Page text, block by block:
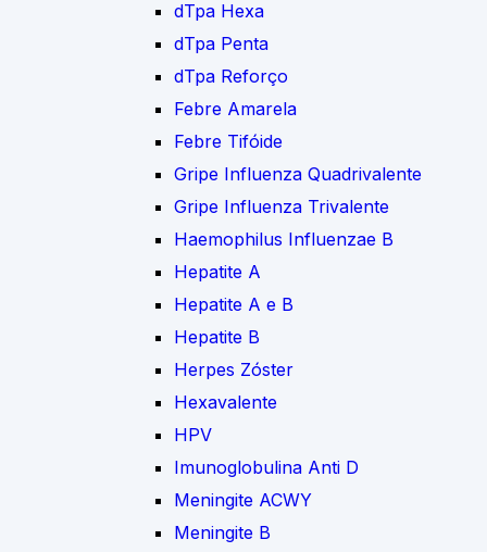
dTpa Hexa
dTpa Penta
dTpa Reforço
Febre Amarela
Febre Tifóide
Gripe Influenza Quadrivalente
Gripe Influenza Trivalente
Haemophilus Influenzae B
Hepatite A
Hepatite A e B
Hepatite B
Herpes Zóster
Hexavalente
HPV
Imunoglobulina Anti D
Meningite ACWY
Meningite B